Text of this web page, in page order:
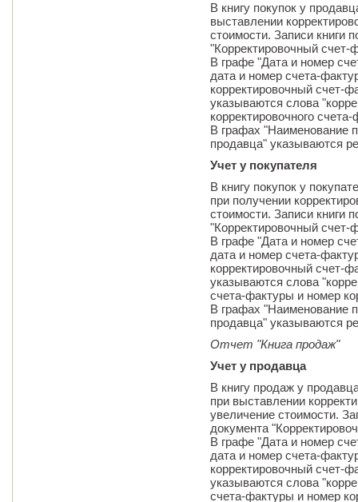
В книгу покупок у
выставлении
стоимости. Записи книги
"Корректировочный
В графе "Дата и номер
дата и номер счета-
корректировочный счет-
указываются слова
корректировочного
В графах "Наименование
продавца" указываются
Учет у покупателя
В книгу покупок у
при получении
стоимости. Записи книги
"Корректировочный счет-
В графе "Дата и номер
дата и номер счета-
корректировочный счет-
указываются слова
счета-фактуры и номер
В графах "Наименование
продавца" указываются
Отчет "Книга продаж"
Учет у продавца
В книгу продаж у
при выставлении
увеличение стоимости.
документа
В графе "Дата и номер
дата и номер счета-
корректировочный счет-
указываются слова
счета-фактуры и номер